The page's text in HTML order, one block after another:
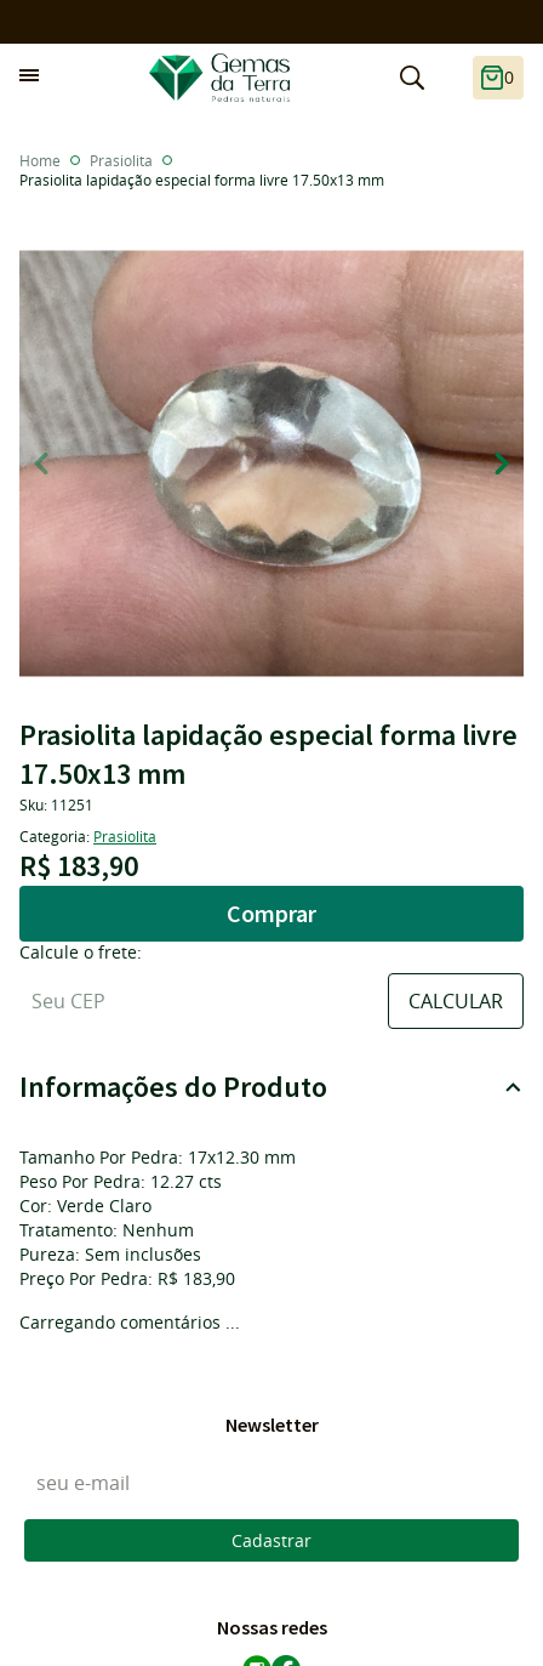
0
Home
Prasiolita
Prasiolita lapidação especial forma livre 17.50x13 mm
Prasiolita lapidação especial forma livre
17.50x13 mm
Sku: 11251
Categoria: Prasiolita
R$ 183,90
Comprar
Calcule o frete:
Informações do Produto
Tamanho Por Pedra: 17x12.30 mm
Peso Por Pedra: 12.27 cts
Cor: Verde Claro
Tratamento: Nenhum
Pureza: Sem inclusões
Preço Por Pedra: R$ 183,90
Carregando comentários ...
Newsletter
Cadastrar
Nossas redes